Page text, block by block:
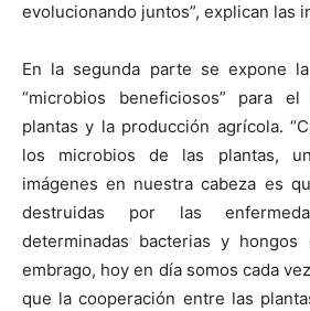
evolucionando juntos”, explican las
En la segunda parte se expone
“microbios beneficiosos” para
plantas y la producción agrícola.
los microbios de las plantas,
imágenes en nuestra cabeza es
destruidas por las
determinadas bacterias y
embrago, hoy en día somos cada
que la cooperación entre las